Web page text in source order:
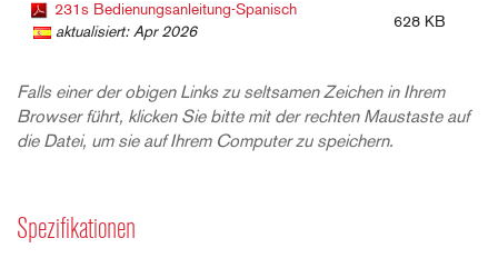
231s Bedienungsanleitung-Spanisch
aktualisiert: Apr 2026
628 KB
Falls einer der obigen Links zu seltsamen Zeichen in Ihrem
Browser führt, klicken Sie bitte mit der rechten Maustaste auf
die Datei, um sie auf Ihrem Computer zu speichern.
Spezifikationen